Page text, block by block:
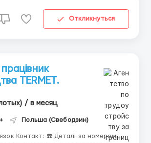
Откликнуться
TERMET.
/ в месяц
Польша (Свебодзин)
Контакт: ☎️ Деталі за номером